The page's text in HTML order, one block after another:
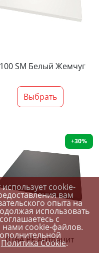
SM Белый Жемчуг
Выбрать
+30%
0164 PE Антрацит
cookie-
вам
опыта на
использовать
с
cookie-файлов.
Политика Cookie.